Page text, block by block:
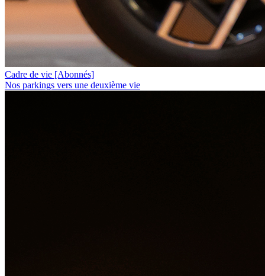
Cadre de vie [Abonnés]
Nos parkings vers une deuxième vie